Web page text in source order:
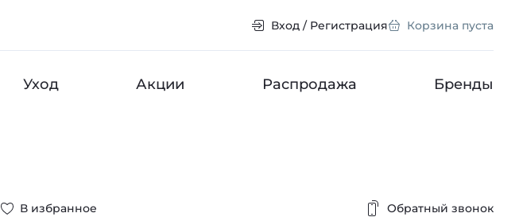
Вход / Регистрация Корзина пуста
Уход Акции Распродажа Бренды
В избранное Обратный звонок